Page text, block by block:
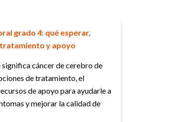
grado 4: qué esperar,
y apoyo
significa cáncer de cerebro de
de tratamiento, el
de apoyo para ayudarle a
y mejorar la calidad de